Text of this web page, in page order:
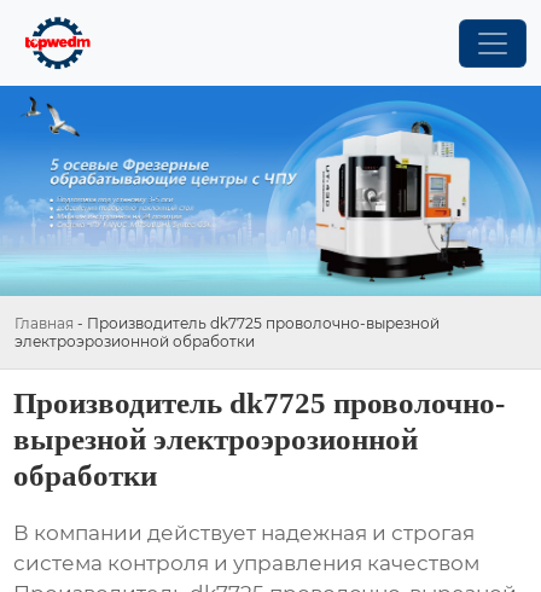
Главная - Производитель dk7725 проволочно-вырезной
электроэрозионной обработки
Производитель dk7725 проволочно-
вырезной электроэрозионной
обработки
В компании действует надежная и строгая
система контроля и управления качеством